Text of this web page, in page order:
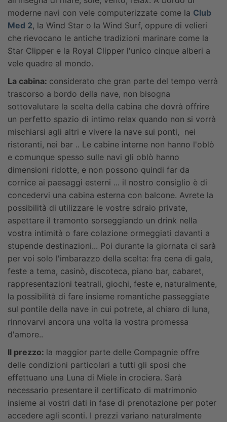
moderne navi con vele computerizzate come la Club
Med 2, la Wind Star o la Wind Surf, oppure di velieri
che rievocano le antiche tradizioni marinare come la
Star Clipper e la Royal Clipper l'unico cinque alberi a
vele quadre al mondo.
La cabina: considerato che gran parte del tempo verrà
trascorso a bordo della nave, non bisogna
sottovalutare la scelta della cabina che dovrà offrire
un perfetto spazio di intimo relax quando non si vorrà
mischiarsi agli altri e vivere la nave sui ponti, nei
ristoranti, nei bar .. Le cabine interne non hanno l'oblò
e comunque spesso sulle navi gli oblò hanno
dimensioni ridotte, e non possono quindi far da
cornice ai paesaggi esterni ... il nostro consiglio è di
concedervi una cabina esterna con balcone. Avrete la
possibilità di utilizzare le vostre sdraio private,
aspettare il tramonto sorseggiando un drink nella
vostra intimità o fare colazione ormeggiati davanti a
stupende destinazioni... Poi durante la giornata ci sarà
per voi solo l'imbarazzo della scelta: fra cena di gala,
feste a tema, casinò, discoteca, piano bar, cabaret,
rappresentazioni teatrali, giochi, feste e, naturalmente,
la possibilità di fare insieme romantiche passeggiate
sul pontile della nave in cui potrete, al chiaro di luna,
rinnovarvi ancora una volta la vostra promessa
d'amore..
Il prezzo: la maggior parte delle Compagnie offre
delle condizioni particolari a tutti gli sposi che
effettuano una Luna di Miele in crociera. Sarà
necessario presentare il certificato di matrimonio
insieme ai vostri dati in fase di prenotazione per poter
accedere agli sconti. I prezzi variano naturalmente